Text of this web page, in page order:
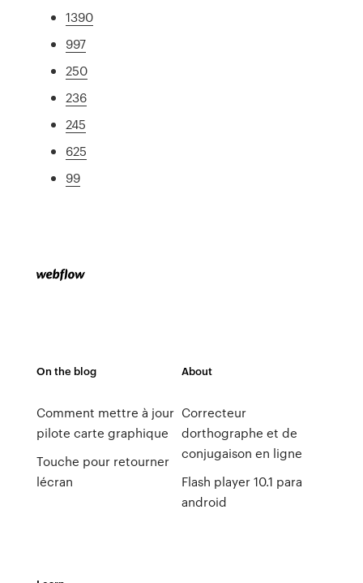
1390
997
250
236
245
625
99
On the blog
Comment mettre à jour
pilote carte graphique
Touche pour retourner
lécran
About
Correcteur
dorthographe et de
conjugaison en ligne
Flash player 10.1 para
android